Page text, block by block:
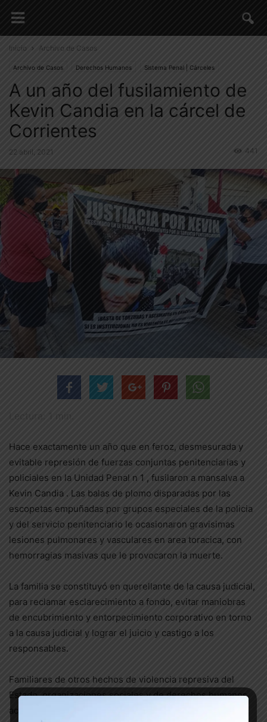
Inicio Archivo de Casos
Archivo de Casos Derechos Humanos Sistema Penal | Cárceles
A un año del fusilamiento de
Kevin Candia en la cárcel de
Corrientes
22 abril, 2021 441
Hace exactamente un año que en feroz, desmesurada y
evitable represión de fuerzas conjuntas penitenciarias y
policiales en la Unidad Penal n 1 , fusilaron a mansalva a
Kevin Candia . Las balas de plomo disparadas por las
escopetas empuñadas por grupos especiales de la policia
y del servicio penitenciario le ocasionaron gravisimas
lesiones pulmonares y vasculares en area toracica, con
hemorragias masivas que le provocaron la muerte.
La familia se constituyó en querellante de la causa judicial,
para reclamar esclarecimiento a fondo, evitar maniobras
de encubrimiento y entorpecimiento corporativo en torno
a la causa judicial y lograr el juicio y castigo a los
responsables.
Familiares de otros hechos de violencia represiva del
Estado, organizaciones sociales y de derechos humanos
acompañan el reclamo de Justicia.